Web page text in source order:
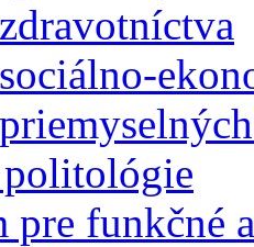
pre funkčné